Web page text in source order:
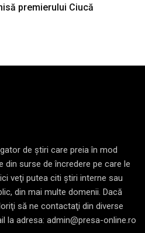
premierului Ciucă
de ştiri care preia în mod
surse de încredere pe care le
veţi putea citi ştiri interne sau
din mai multe domenii. Dacă
să ne contactaţi din diverse
la adresa: admin@presa-online.ro